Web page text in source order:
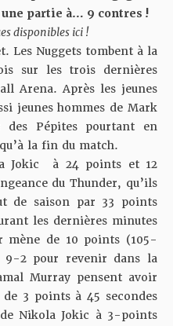
partie à… 9 contres !
disponibles ici !
Les Nuggets tombent à la
sur les trois dernières
Arena. Après les jeunes
jeunes hommes de Mark
Pépites pourtant en
la fin du match.
Jokic à 24 points et 12
du Thunder, qu’ils
de saison par 33 points
les dernières minutes
mène de 10 points (105-
9-2 pour revenir dans la
Murray pensent avoir
3 points à 45 secondes
Nikola Jokic à 3-points